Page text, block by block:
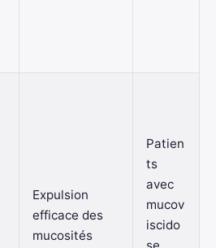
Expulsion
efficace des
mucosités
Patien
ts
avec
mucov
iscido